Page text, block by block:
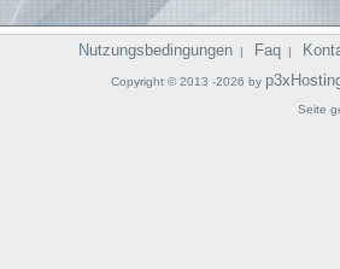
Nutzungsbedingungen | Faq |
Copyright © 2013 -2026 by
Seite